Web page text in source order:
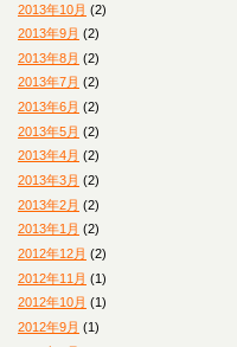
2013年10月 (2)
2013年9月 (2)
2013年8月 (2)
2013年7月 (2)
2013年6月 (2)
2013年5月 (2)
2013年4月 (2)
2013年3月 (2)
2013年2月 (2)
2013年1月 (2)
2012年12月 (2)
2012年11月 (1)
2012年10月 (1)
2012年9月 (1)